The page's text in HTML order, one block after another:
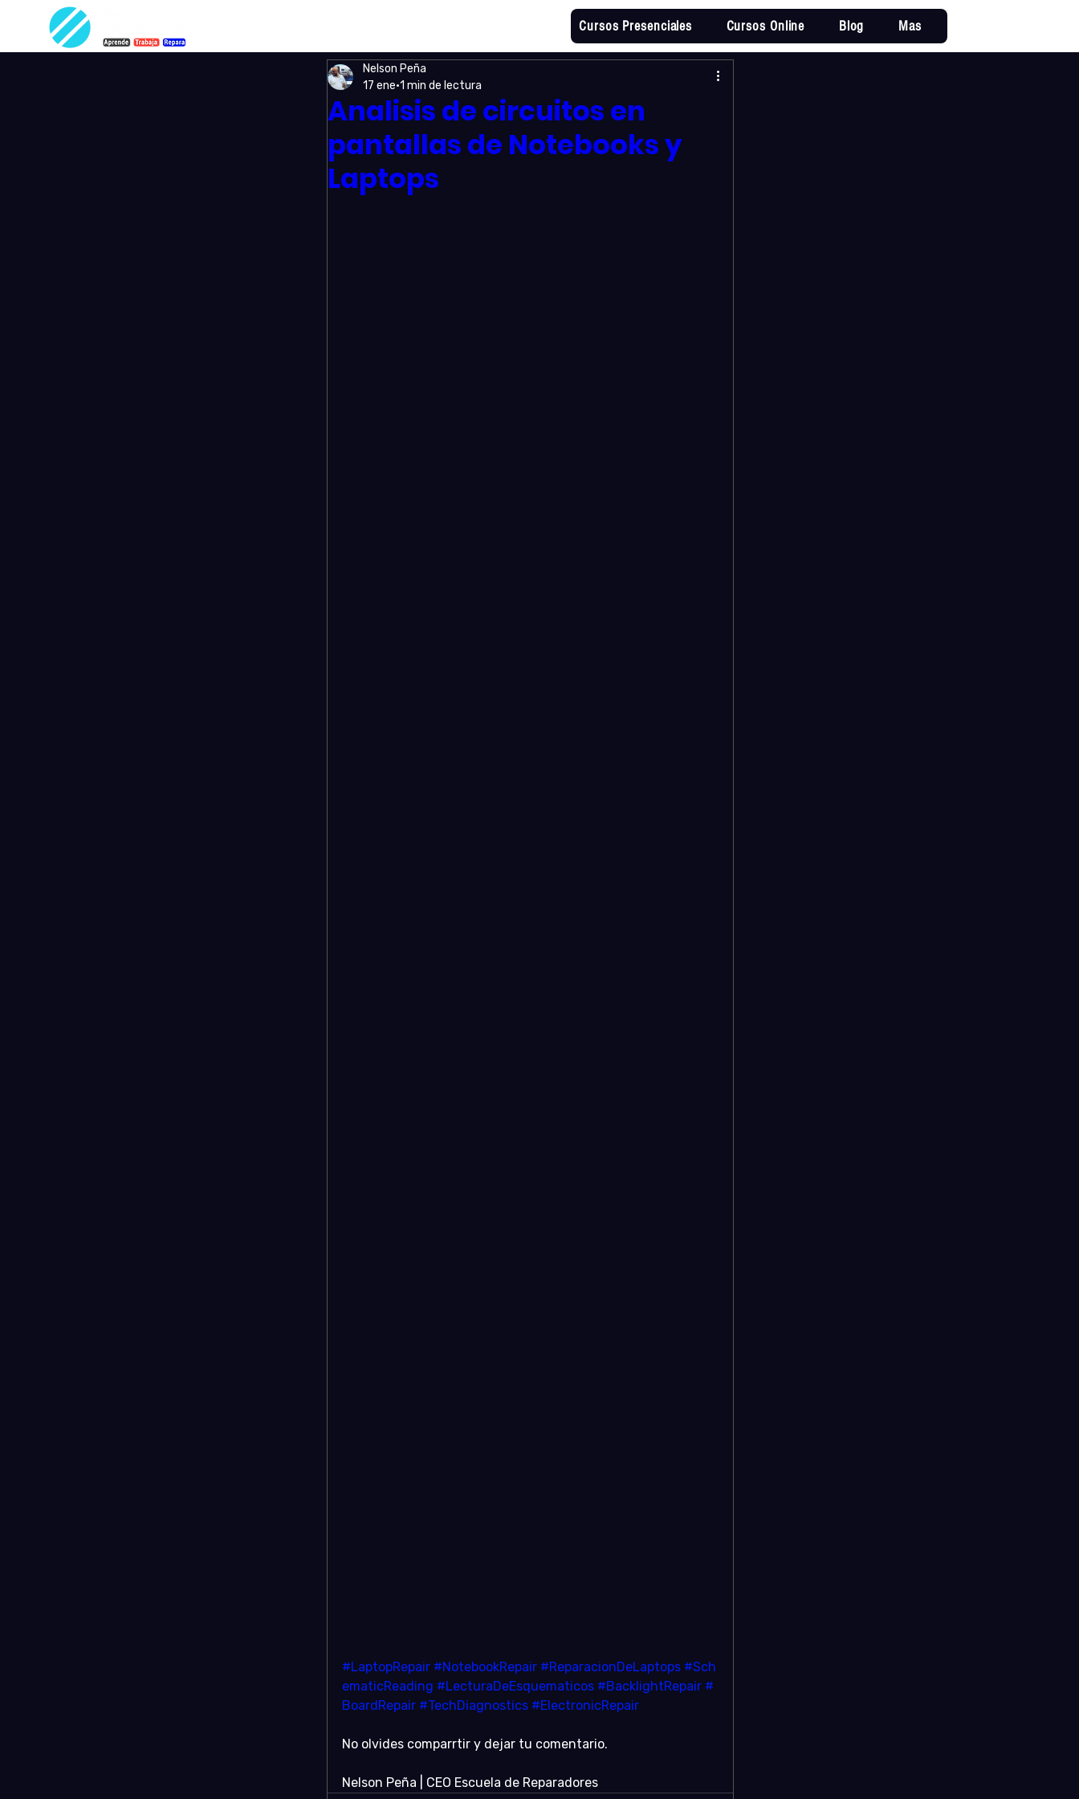
Cursos Presenciales Cursos Online Blog Mas
Analisis de circuitos en
pantallas de Notebooks y
Laptops
Nelson Peña
17 ene 1 min de lectura
#LaptopRepair #NotebookRepair #ReparacionDeLaptops #Sch
ematicReading #LecturaDeEsquematicos #BacklightRepair #
BoardRepair #TechDiagnostics #ElectronicRepair
No olvides comparrtir y dejar tu comentario.
Nelson Peña | CEO Escuela de Reparadores